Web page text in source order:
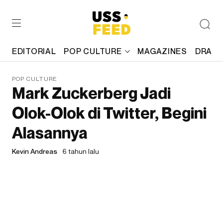
EDITORIAL POP CULTURE MAGAZINES
POP CULTURE
Mark Zuckerberg Jadi
Olok-Olok di Twitter, Begini
Alasannya
Kevin Andreas 6 tahun lalu